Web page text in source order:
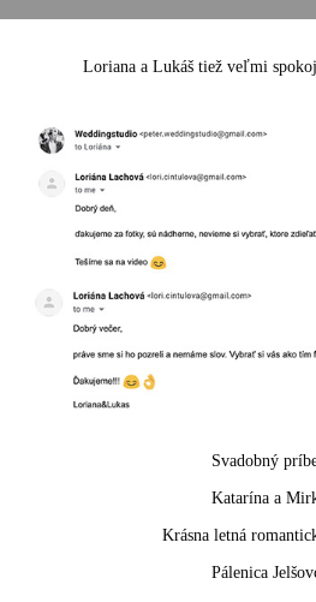
Loriana a Lukáš tiež veľmi
Svadobný
Katarína a
Krásna letná
Pálenica